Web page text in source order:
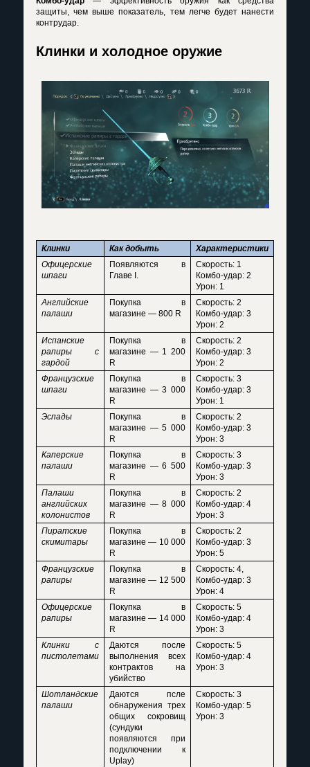
защиты, чем выше показатель, тем легче будет нанести
контрудар.
Клинки и холодное оружие
Клинки Как добыть
Характеристики
Офицерские
шпаги
Появляются в
Главе I.
Скорость: 1
Комбо-удар: 2
Урон: 1
Английские
палаши
Покупка в
магазине — 800 R
Скорость: 2
Комбо-удар: 3
Урон: 2
Испанские
рапиры с
гардой
Покупка в
магазине — 1 200
R
Скорость: 2
Комбо-удар: 3
Урон: 2
Французские
шпаги
Покупка в
магазине — 3 000
R
Скорость: 3
Комбо-удар: 3
Урон: 1
Эспады
Покупка в
магазине — 5 000
R
Скорость: 2
Комбо-удар: 3
Урон: 3
Каперские
палаши
Покупка в
магазине — 6 500
R
Скорость: 3
Комбо-удар: 3
Урон: 3
Палаши
английских
колонистов
Покупка в
магазине — 8 000
R
Скорость: 2
Комбо-удар: 4
Урон: 3
Пиратские
скимитары
Покупка в
магазине — 10 000
R
Скорость: 2
Комбо-удар: 3
Урон: 5
Французские
рапиры
Покупка в
магазине — 12 500
R
Скорость: 4,
Комбо-удар: 3
Урон: 4
Офицерские
рапиры
Покупка в
магазине — 14 000
R
Скорость: 5
Комбо-удар: 4
Урон: 3
Клинки с
пистолетами
Даются после
выполнения всех
контрактов на
убийство
Скорость: 5
Комбо-удар: 4
Урон: 3
Шотландские
палаши
Даются псле
обнаружения трех
общих сокровищ
(сундуки
появляются при
подключении к
Uplay)
Скорость: 3
Комбо-удар: 5
Урон: 3